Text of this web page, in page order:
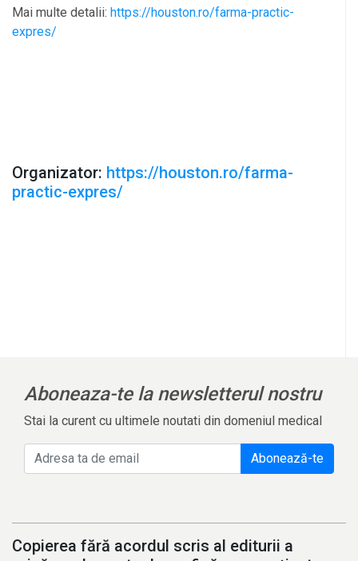
Mai multe detalii: https://houston.ro/farma-practic-
expres/
Organizator: https://houston.ro/farma-
practic-expres/
Aboneaza-te la newsletterul nostru
Stai la curent cu ultimele noutati din domeniul medical
Abonează-te
Copierea fără acordul scris al editurii a